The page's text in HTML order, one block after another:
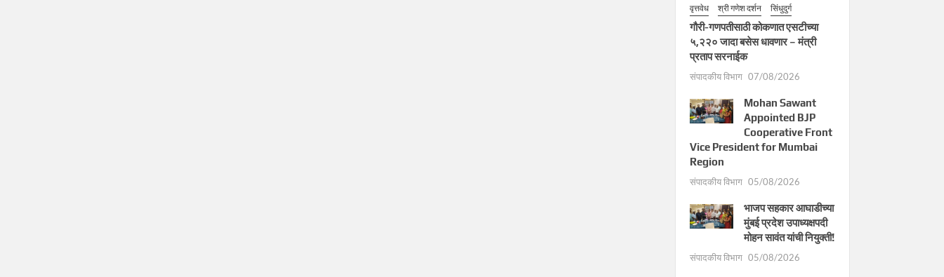
वृत्तवेध श्री गणेश दर्शन सिंधुदुर्ग
गौरी-गणपतीसाठी कोकणात एसटीच्या
५,२२० जादा बसेस धावणार – मंत्री
प्रताप सरनाईक
संपादकीय विभाग 07/08/2026
Mohan Sawant
Appointed BJP
Cooperative Front
Vice President for Mumbai
Region
संपादकीय विभाग 05/08/2026
भाजप सहकार आघाडीच्या
मुंबई प्रदेश उपाध्यक्षपदी
मोहन सावंत यांची नियुक्ती!
संपादकीय विभाग 05/08/2026